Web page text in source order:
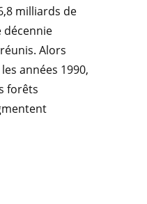
milliards de
décennie
Alors
années 1990,
forêts